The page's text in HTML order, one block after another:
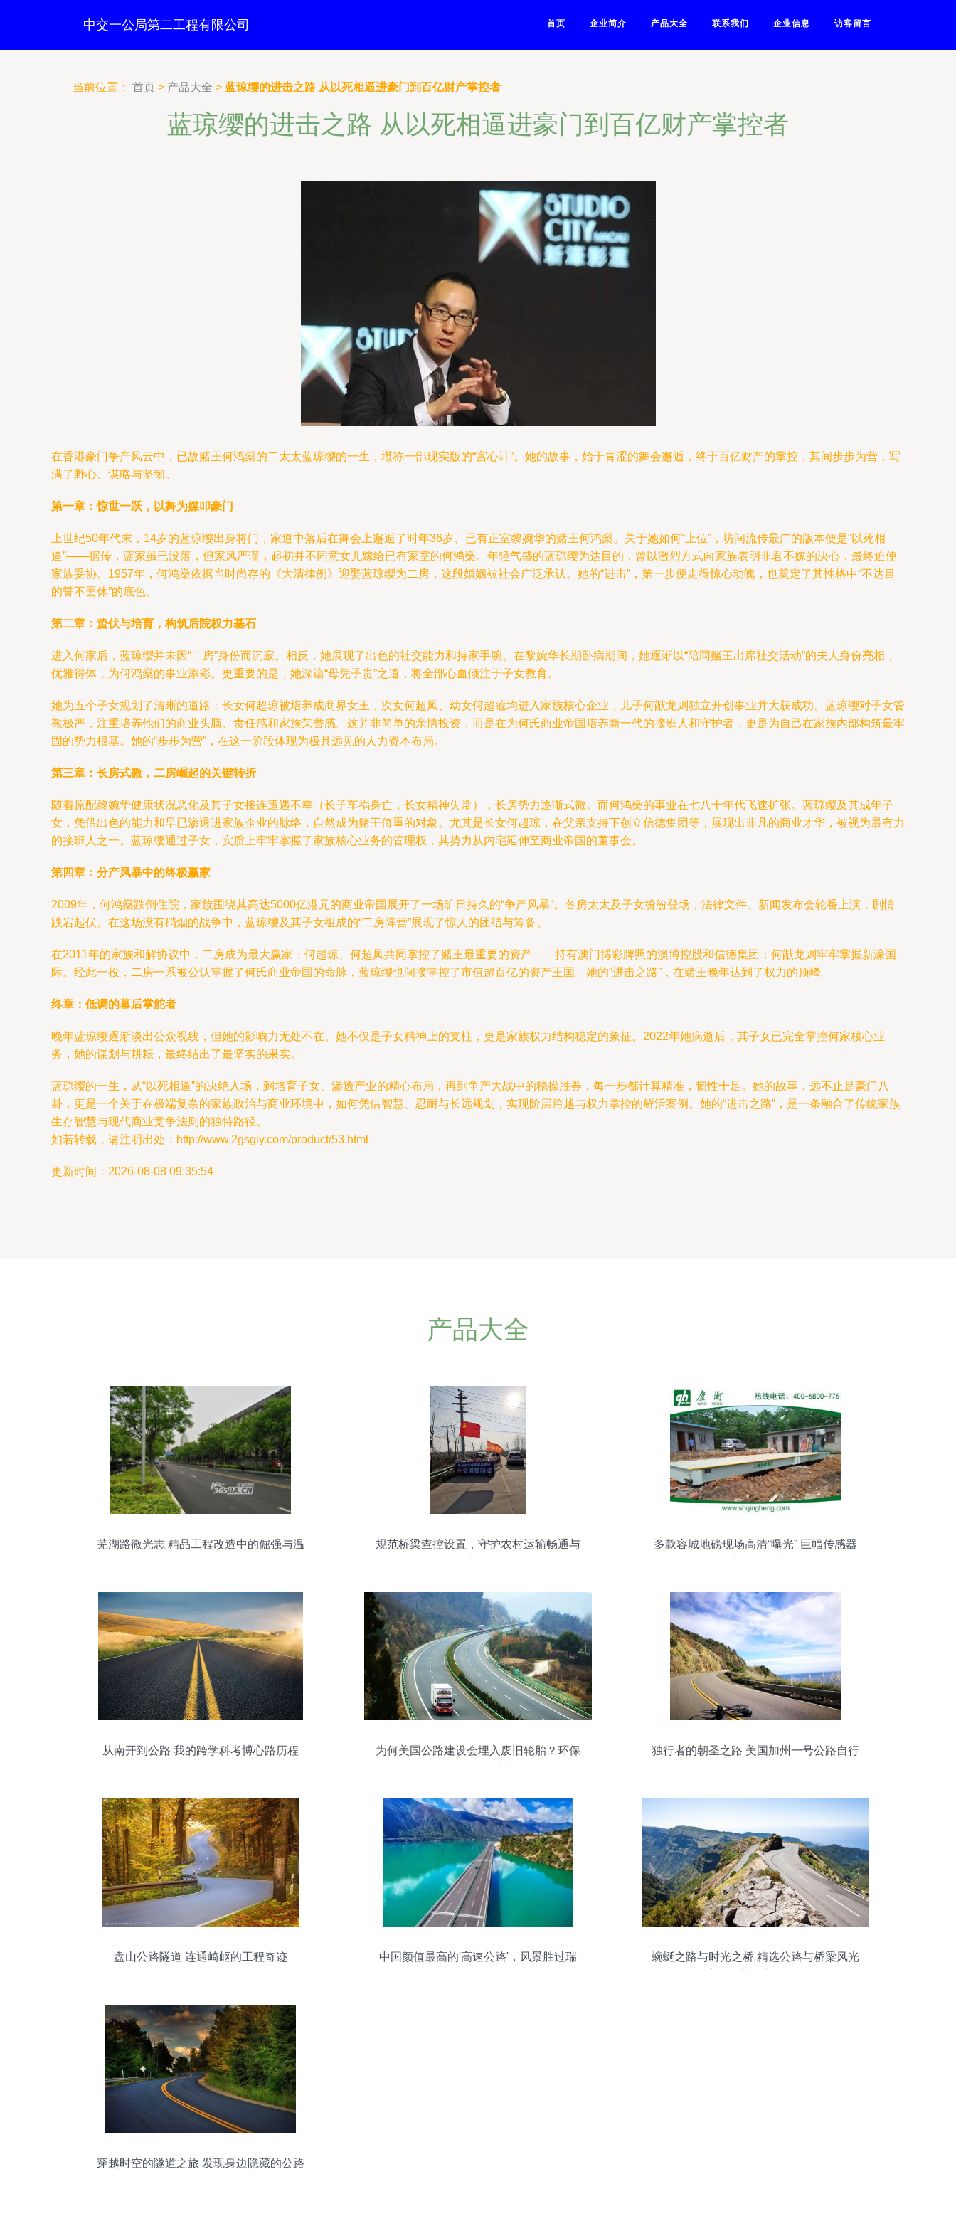
中交一公局第二工程有限公司 首页 企业简介 产品大全 联系我们 企业信息 访客留言
当前位置： 首页 > 产品大全 > 蓝琼缨的进击之路 从以死相逼进豪门到百亿财产掌控者
蓝琼缨的进击之路 从以死相逼进豪门到百亿财产掌控者
在香港豪门争产风云中，已故赌王何鸿燊的二太太蓝琼缨的一生，堪称一部现实版的“宫心计”。她的故事，始于青涩的舞会邂逅，终于百亿财产的掌控，其间步步为营，写
满了野心、谋略与坚韧。
第一章：惊世一跃，以舞为媒叩豪门
上世纪50年代末，14岁的蓝琼缨出身将门，家道中落后在舞会上邂逅了时年36岁、已有正室黎婉华的赌王何鸿燊。关于她如何“上位”，坊间流传最广的版本便是“以死相
逼”——据传，蓝家虽已没落，但家风严谨，起初并不同意女儿嫁给已有家室的何鸿燊。年轻气盛的蓝琼缨为达目的，曾以激烈方式向家族表明非君不嫁的决心，最终迫使
家族妥协。1957年，何鸿燊依据当时尚存的《大清律例》迎娶蓝琼缨为二房，这段婚姻被社会广泛承认。她的“进击”，第一步便走得惊心动魄，也奠定了其性格中“不达目
的誓不罢休”的底色。
第二章：蛰伏与培育，构筑后院权力基石
进入何家后，蓝琼缨并未因“二房”身份而沉寂。相反，她展现了出色的社交能力和持家手腕。在黎婉华长期卧病期间，她逐渐以“陪同赌王出席社交活动”的夫人身份亮相，
优雅得体，为何鸿燊的事业添彩。更重要的是，她深谙“母凭子贵”之道，将全部心血倾注于子女教育。
她为五个子女规划了清晰的道路：长女何超琼被培养成商界女王，次女何超凤、幼女何超蕸均进入家族核心企业，儿子何猷龙则独立开创事业并大获成功。蓝琼缨对子女管
教极严，注重培养他们的商业头脑、责任感和家族荣誉感。这并非简单的亲情投资，而是在为何氏商业帝国培养新一代的接班人和守护者，更是为自己在家族内部构筑最牢
固的势力根基。她的“步步为营”，在这一阶段体现为极具远见的人力资本布局。
第三章：长房式微，二房崛起的关键转折
随着原配黎婉华健康状况恶化及其子女接连遭遇不幸（长子车祸身亡，长女精神失常），长房势力逐渐式微。而何鸿燊的事业在七八十年代飞速扩张。蓝琼缨及其成年子
女，凭借出色的能力和早已渗透进家族企业的脉络，自然成为赌王倚重的对象。尤其是长女何超琼，在父亲支持下创立信德集团等，展现出非凡的商业才华，被视为最有力
的接班人之一。蓝琼缨通过子女，实质上牢牢掌握了家族核心业务的管理权，其势力从内宅延伸至商业帝国的董事会。
第四章：分产风暴中的终极赢家
2009年，何鸿燊跌倒住院，家族围绕其高达5000亿港元的商业帝国展开了一场旷日持久的“争产风暴”。各房太太及子女纷纷登场，法律文件、新闻发布会轮番上演，剧情
跌宕起伏。在这场没有硝烟的战争中，蓝琼缨及其子女组成的“二房阵营”展现了惊人的团结与筹备。
在2011年的家族和解协议中，二房成为最大赢家：何超琼、何超凤共同掌控了赌王最重要的资产——持有澳门博彩牌照的澳博控股和信德集团；何猷龙则牢牢掌握新濠国
际。经此一役，二房一系被公认掌握了何氏商业帝国的命脉，蓝琼缨也间接掌控了市值超百亿的资产王国。她的“进击之路”，在赌王晚年达到了权力的顶峰。
终章：低调的幕后掌舵者
晚年蓝琼缨逐渐淡出公众视线，但她的影响力无处不在。她不仅是子女精神上的支柱，更是家族权力结构稳定的象征。2022年她病逝后，其子女已完全掌控何家核心业
务，她的谋划与耕耘，最终结出了最坚实的果实。
蓝琼缨的一生，从“以死相逼”的决绝入场，到培育子女、渗透产业的精心布局，再到争产大战中的稳操胜券，每一步都计算精准，韧性十足。她的故事，远不止是豪门八
卦，更是一个关于在极端复杂的家族政治与商业环境中，如何凭借智慧、忍耐与长远规划，实现阶层跨越与权力掌控的鲜活案例。她的“进击之路”，是一条融合了传统家族
生存智慧与现代商业竞争法则的独特路径。
如若转载，请注明出处：http://www.2gsgly.com/product/53.html
更新时间：2026-08-08 09:35:54
产品大全
芜湖路微光志 精品工程改造中的倔强与温
规范桥梁查控设置，守护农村运输畅通与
多款容城地磅现场高清“曝光” 巨幅传感器
从南开到公路 我的跨学科考博心路历程
为何美国公路建设会埋入废旧轮胎？环保
独行者的朝圣之路 美国加州一号公路自行
盘山公路隧道 连通崎岖的工程奇迹
中国颜值最高的'高速公路'，风景胜过瑞
蜿蜒之路与时光之桥 精选公路与桥梁风光
穿越时空的隧道之旅 发现身边隐藏的公路